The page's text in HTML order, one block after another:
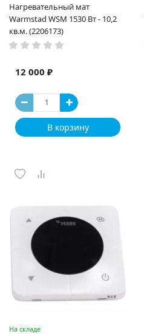
Нагревательный мат
Warmstad WSM 1530 Вт - 10,2
кв.м. (2206173)
12 000 ₽
В корзину
На складе